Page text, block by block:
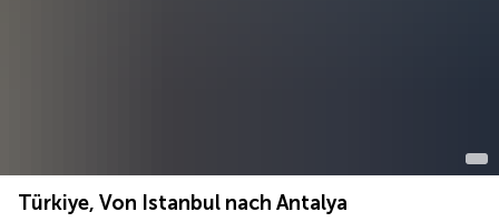
Türkiye, Von Istanbul nach Antalya